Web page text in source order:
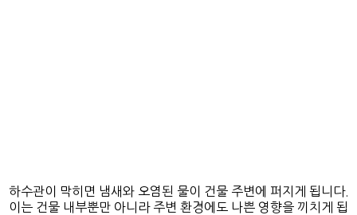
하수관이 막히면 냄새와 오염된 물이 건물 주변에 퍼지게 됩니다.
이는 건물 내부뿐만 아니라 주변 환경에도 나쁜 영향을 끼치게 됩